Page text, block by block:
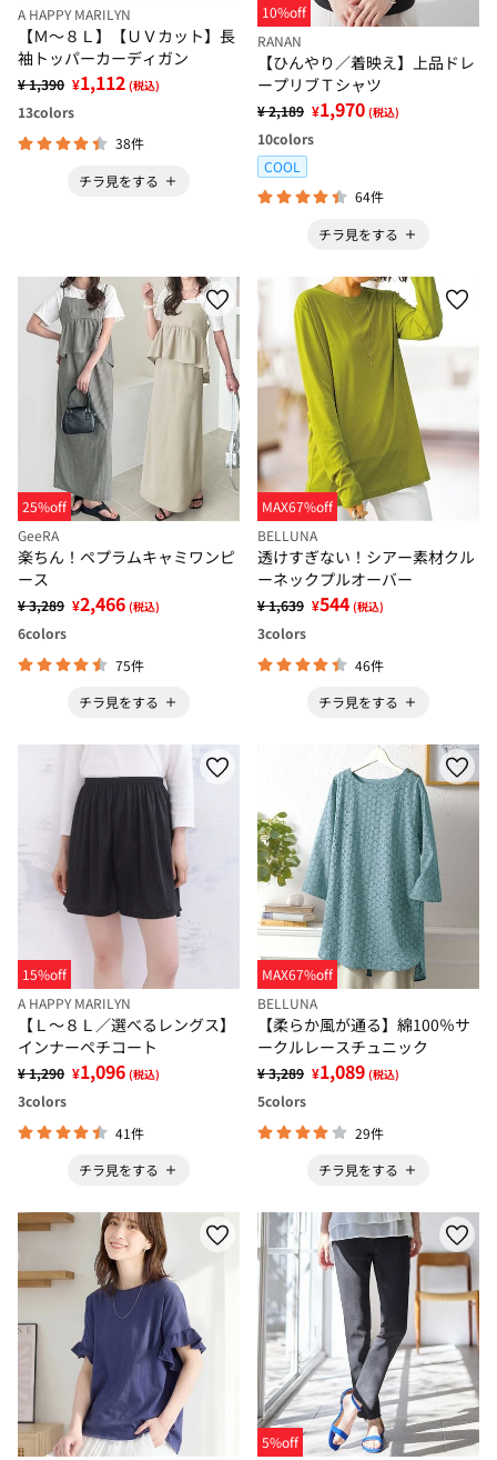
A HAPPY MARILYN
【Ｍ～８Ｌ】【ＵＶカット】長
袖トッパーカーディガン
¥ 1,390 ¥1,112 (税込)
13colors
38件
チラ見をする
10%off
RANAN
【ひんやり／着映え】上品ドレ
ープリブＴシャツ
¥ 2,189 ¥1,970 (税込)
10colors
COOL
64件
チラ見をする
25%off
GeeRA
楽ちん！ペプラムキャミワンピ
ース
¥ 3,289 ¥2,466 (税込)
6colors
75件
チラ見をする
MAX67%off
BELLUNA
透けすぎない！シアー素材クル
ーネックプルオーバー
¥ 1,639 ¥544 (税込)
3colors
46件
チラ見をする
15%off
A HAPPY MARILYN
【Ｌ～８Ｌ／選べるレングス】
インナーペチコート
¥ 1,290 ¥1,096 (税込)
3colors
41件
チラ見をする
MAX67%off
BELLUNA
【柔らか風が通る】綿100％サ
ークルレースチュニック
¥ 3,289 ¥1,089 (税込)
5colors
29件
チラ見をする
5%off